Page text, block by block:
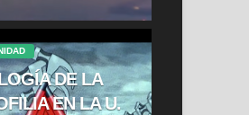
DE LA
EN LA U.